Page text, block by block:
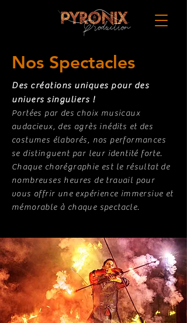
Nos Spectacles
Des créations uniques pour des
univers singuliers !
Portées par des choix musicaux
audacieux, des agrès inédits et des
costumes élaborés, nos performances
se distinguent par leur identité forte.
Chaque chorégraphie est le résultat de
nombreuses heures de travail pour
vous offrir une expérience immersive et
mémorable à chaque spectacle.